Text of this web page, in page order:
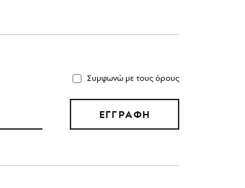
Συμφωνώ με τους όρους
ΕΓΓΡΑΦΗ